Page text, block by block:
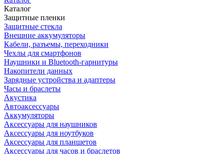
Каталог
Защитные пленки
Защитные стекла
Внешние аккумуляторы
Кабели, разъемы, переходники
Чехлы для смартфонов
Наушники и Bluetooth-гарнитуры
Накопители данных
Зарядные устройства и адаптеры
Часы и браслеты
Акустика
Автоаксессуары
Аккумуляторы
Аксессуары для наушников
Аксессуары для ноутбуков
Аксессуары для планшетов
Аксессуары для часов и браслетов